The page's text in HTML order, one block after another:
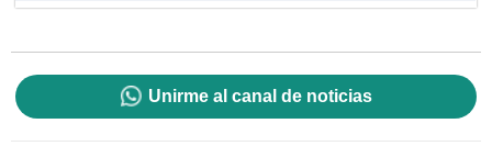
Unirme al canal de noticias